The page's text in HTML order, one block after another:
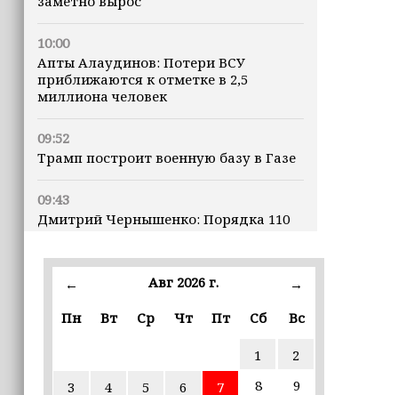
10:00
Апты Алаудинов: Потери ВСУ
приближаются к отметке в 2,5
миллиона человек
09:52
Трамп построит военную базу в Газе
09:43
Дмитрий Чернышенко: Порядка 110
рамках Десятилетия науки и
технологий
09:41
Россия запустила производство 10
← Авг 2026 г.
→
Пн
Вт Ср Чт Пт Сб Вс
1
2
3
4 5 6 7 8
9